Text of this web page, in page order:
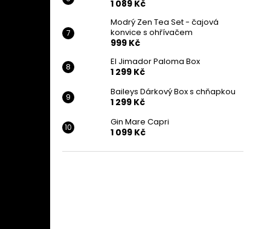
1 089 Kč
Modrý Zen Tea Set - čajová
konvice s ohřívačem
999 Kč
El Jimador Paloma Box
1 299 Kč
Baileys Dárkový Box s chňapkou
1 299 Kč
Gin Mare Capri
1 099 Kč